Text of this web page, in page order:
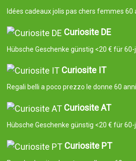
Idées cadeaux jolis pas chers femmes 60
Curiosite DE
Hübsche Geschenke günstig <20 € für
Curiosite IT
Regali belli a poco prezzo le donne 60 anni
Curiosite AT
Hübsche Geschenke günstig <20 € für
Curiosite PT